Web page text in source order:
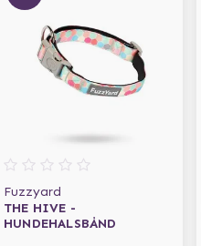
Fuzzyard
THE HIVE -
HUNDEHALSBÅND